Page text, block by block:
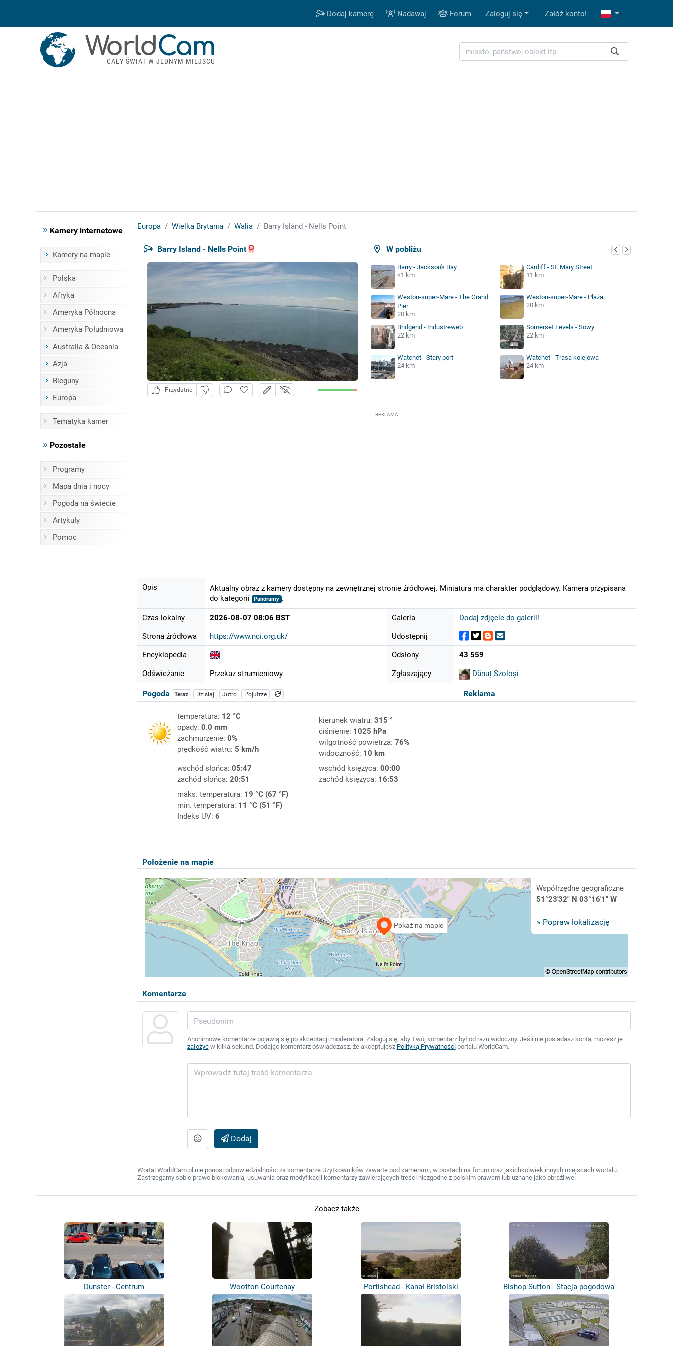
Dodaj kamerę Nadawaj Forum Zaloguj się Załóż konto!
WorldCam
CAŁY ŚWIAT W JEDNYM MIEJSCU
Kamery internetowe
Kamery na mapie
Polska
Afryka
Ameryka Północna
Ameryka Południowa
Australia & Oceania
Azja
Bieguny
Europa
Tematyka kamer
Pozostałe
Programy
Mapa dnia i nocy
Pogoda na świecie
Artykuły
Pomoc
Europa Wielka Brytania Walia Barry Island - Nells Point
W pobliżu
Barry Island - Nells Point
Przydatne
Barry - Jackson's Bay
<1 km
Cardiff - St. Mary Street
11 km
Weston-super-Mare - The Grand
Pier
20 km
Weston-super-Mare - Plaża
20 km
Bridgend - Industreweb
22 km
Somerset Levels - Sowy
22 km
Watchet - Stary port
24 km
Watchet - Trasa kolejowa
24 km
REKLAMA
Opis
Aktualny obraz z kamery dostępny na zewnętrznej stronie źródłowej. Miniatura ma charakter podglądowy. Kamera przypisana
do kategorii
Panoramy .
Czas lokalny 2026-08-07 08:06 BST
Strona źródłowa https://www.nci.org.uk/
Encyklopedia
Odświeżanie Przekaz strumieniowy
Galeria Dodaj zdjęcie do galerii!
Udostępnij
Odsłony 43 559
Zgłaszający Dănuț Szoloși
Reklama
Pogoda Teraz Dzisiaj Jutro Pojutrze
temperatura: 12 °C
opady: 0.0 mm
zachmurzenie: 0%
prędkość wiatru: 5 km/h
kierunek wiatru: 315 °
ciśnienie: 1025 hPa
wilgotność powietrza: 76%
widoczność: 10 km
wschód słońca: 05:47
zachód słońca: 20:51
wschód księżyca: 00:00
zachód księżyca: 16:53
maks. temperatura: 19 °C (67 °F)
min. temperatura: 11 °C (51 °F)
Indeks UV: 6
Położenie na mapie
Pokaż na mapie
Współrzędne geograficzne
51°23'32" N 03°16'1" W
» Popraw lokalizację
Komentarze
Anonimowe komentarze pojawią się po akceptacji moderatora. Zaloguj się, aby Twój komentarz był od razu widoczny. Jeśli nie posiadasz konta, możesz je
założyćw kilka sekund. Dodając komentarz oświadczasz, że akceptujesz Polityką Prywatnościportalu WorldCam.
Dodaj
Wortal WorldCam.pl nie ponosi odpowiedzialności za komentarze Użytkowników zawarte pod kamerami, w postach na forum oraz jakichkolwiek innych miejscach wortalu.
Zastrzegamy sobie prawo blokowania, usuwania oraz modyfikacji komentarzy zawierających treści niezgodne z polskim prawem lub uznane jako obraźliwe.
Zobacz także
Dunster - Centrum Wootton Courtenay Portishead - Kanał Bristolski Bishop Sutton - Stacja pogodowa